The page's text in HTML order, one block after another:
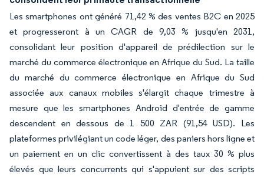
Les smartphones ont généré 71,42 % des ventes B2C en 2025
et progresseront à un CAGR de 9,03 % jusqu'en 2031,
consolidant leur position d'appareil de prédilection sur le
marché du commerce électronique en Afrique du Sud. La taille
du marché du commerce électronique en Afrique du Sud
associée aux canaux mobiles s'élargit chaque trimestre à
mesure que les smartphones Android d'entrée de gamme
descendent en dessous de 1 500 ZAR (91,54 USD). Les
plateformes privilégiant un code léger, des paniers hors ligne et
un paiement en un clic convertissent à des taux 30 % plus
élevés que leurs concurrents qui s'appuient sur des scripts